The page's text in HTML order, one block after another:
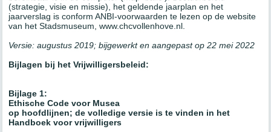
(strategie, visie en missie), het geldende jaarplan en het
jaarverslag is conform ANBI-voorwaarden te lezen op de website
van het Stadsmuseum, www.chcvollenhove.nl.
Versie: augustus 2019; bijgewerkt en aangepast op 22 mei 2022
Bijlagen bij het Vrijwilligersbeleid:
Bijlage 1:
Ethische Code voor Musea
op hoofdlijnen; de volledige versie is te vinden in het
Handboek voor vrijwilligers